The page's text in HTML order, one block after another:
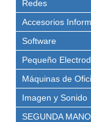
Redes
Accesorios
Software
Pequeño
Máquinas de
Imagen y Sonido
SEGUNDA MANO